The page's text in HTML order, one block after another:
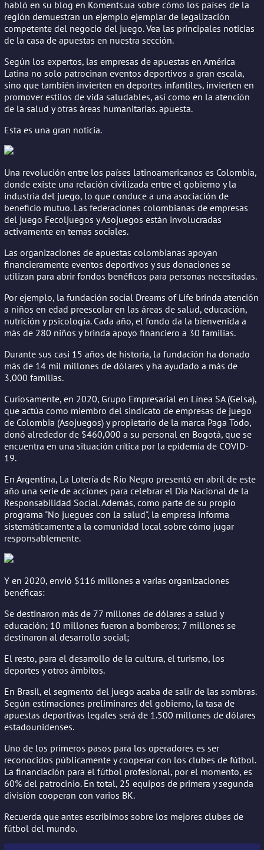
habló en su blog en Koments.ua sobre cómo los países de la
región demuestran un ejemplo ejemplar de legalización
competente del negocio del juego. Vea las principales noticias
de la casa de apuestas en nuestra sección.
Según los expertos, las empresas de apuestas en América
Latina no solo patrocinan eventos deportivos a gran escala,
sino que también invierten en deportes infantiles, invierten en
promover estilos de vida saludables, así como en la atención
de la salud y otras áreas humanitarias. apuesta.
Esta es una gran noticia.
Una revolución entre los países latinoamericanos es Colombia,
donde existe una relación civilizada entre el gobierno y la
industria del juego, lo que conduce a una asociación de
beneficio mutuo. Las federaciones colombianas de empresas
del juego Fecoljuegos y Asojuegos están involucradas
activamente en temas sociales.
Las organizaciones de apuestas colombianas apoyan
financieramente eventos deportivos y sus donaciones se
utilizan para abrir fondos benéficos para personas necesitadas.
Por ejemplo, la fundación social Dreams of Life brinda atención
a niños en edad preescolar en las áreas de salud, educación,
nutrición y psicología. Cada año, el fondo da la bienvenida a
más de 280 niños y brinda apoyo financiero a 30 familias.
Durante sus casi 15 años de historia, la fundación ha donado
más de 14 mil millones de dólares y ha ayudado a más de
3,000 familias.
Curiosamente, en 2020, Grupo Empresarial en Línea SA (Gelsa),
que actúa como miembro del sindicato de empresas de juego
de Colombia (Asojuegos) y propietario de la marca Paga Todo,
donó alrededor de $460,000 a su personal en Bogotá, que se
encuentra en una situación crítica por la epidemia de COVID-
19.
En Argentina, La Lotería de Río Negro presentó en abril de este
año una serie de acciones para celebrar el Día Nacional de la
Responsabilidad Social. Además, como parte de su propio
programa "No juegues con la salud", la empresa informa
sistemáticamente a la comunidad local sobre cómo jugar
responsablemente.
Y en 2020, envió $116 millones a varias organizaciones
benéficas:
Se destinaron más de 77 millones de dólares a salud y
educación; 10 millones fueron a bomberos; 7 millones se
destinaron al desarrollo social;
El resto, para el desarrollo de la cultura, el turismo, los
deportes y otros ámbitos.
En Brasil, el segmento del juego acaba de salir de las sombras.
Según estimaciones preliminares del gobierno, la tasa de
apuestas deportivas legales será de 1.500 millones de dólares
estadounidenses.
Uno de los primeros pasos para los operadores es ser
reconocidos públicamente y cooperar con los clubes de fútbol.
La financiación para el fútbol profesional, por el momento, es
60% del patrocinio. En total, 25 equipos de primera y segunda
división cooperan con varios BK.
Recuerda que antes escribimos sobre los mejores clubes de
fútbol del mundo.